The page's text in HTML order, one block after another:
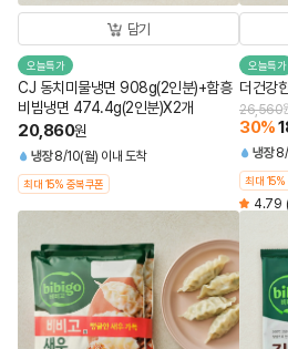
담기
오늘특가
CJ 동치미물냉면 908g(2인분)+함흥
비빔냉면 474.4g(2인분)X2개
20,860원
냉장 8/10(월) 이내 도착
최대 15% 중복쿠폰
오늘특가
더건강
26,560
30%
냉장
최대 15%
4.79